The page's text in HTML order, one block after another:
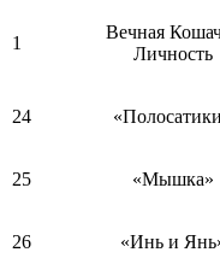
1
Вечная
Личность
24
25 «Мышка»
26 «Инь и